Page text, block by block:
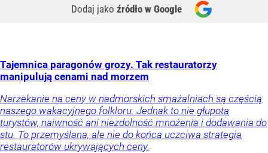
Dodaj jako źródło w Google
Tajemnica paragonów grozy. Tak restauratorzy
manipulują cenami nad morzem
Narzekanie na ceny w nadmorskich smażalniach są częścią
naszego wakacyjnego folkloru. Jednak to nie głupota
turystów, naiwność ani niezdolność mnożenia i dodawania do
stu. To przemyślana, ale nie do końca uczciwa strategia
restauratorów ukrywających ceny.